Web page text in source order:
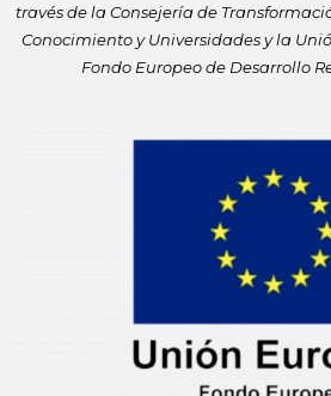
través de laConsejería de
Conocimiento yUniversidades y la
Fondo Europeo de Desarrollo